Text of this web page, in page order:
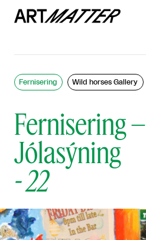
Fernisering –
Jólasýning
-22
Fernisering Wild horses Gallery